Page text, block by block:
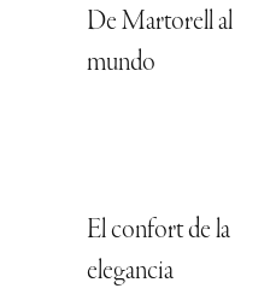
De Martorell al
mundo
El confort de la
elegancia